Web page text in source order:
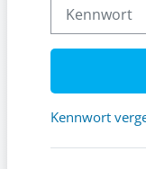
Kennwort